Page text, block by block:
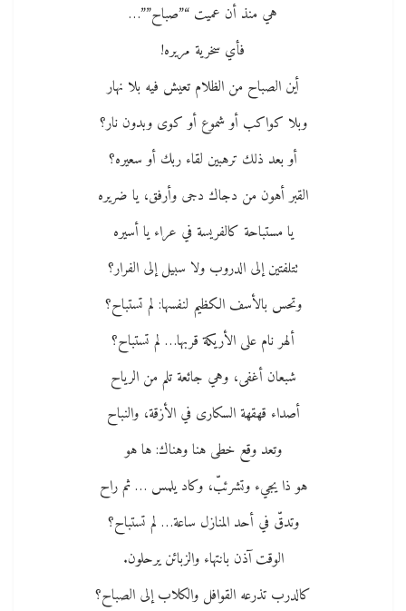
هي منذ أن عميت “”صباح””…
فأي سخرية مريره!
أين الصباح من الظلام تعيش فيه بلا نهار
وبلا كواكب أو شموع أو كوى وبدون نار؟
أو بعد ذلك ترهبين لقاء ربك أو سعيره؟
القبر أهون من دجاك دجى وأرفق، يا ضريره
يا مستباحة كالفريسة في عراء يا أسيره
تتلفتين إلى الدروب ولا سبيل إلى الفرار؟
وتحس بالأسف الكظيم لنفسها: لم تستباح؟
ألهر نام على الأريكة قربها… لم تستباح؟
شبعان أغفى، وهي جائعة تلم من الرياح
أصداء قهقهة السكارى في الأزقة، والنباح
وتعد وقع خطى هنا وهناك: ها هو
هو ذا يجيء وتشرئبّ، وكاد يلمس … ثم راح
وتدقّ في أحد المنازل ساعة… لم تستباح؟
الوقت آذن بانتهاء والزبائن يرحلون.
كالدرب تذرعه القوافل والكلاب إلى الصباح؟